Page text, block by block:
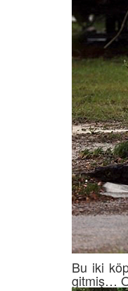
Bu iki
gitmiş…